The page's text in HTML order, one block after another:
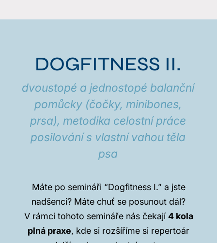
DOGFITNESS II.
dvoustopé a jednostopé balanční
pomůcky (čočky, minibones,
prsa), metodika celostní práce
posilování s vlastní vahou těla
psa
Máte po semináři “Dogfitness I.” a jste
nadšenci? Máte chuť se posunout dál?
V rámci tohoto semináře nás čekají4 kola
plná praxe, kde si rozšíříme si repertoár